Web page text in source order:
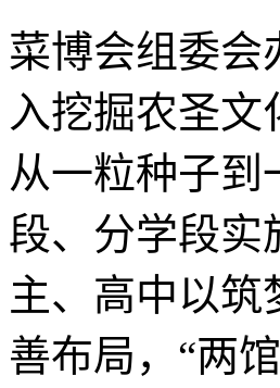
菜博会组委会
入挖掘农圣
从一粒种子
段、分学段
主、高中以筑
善布局，“两